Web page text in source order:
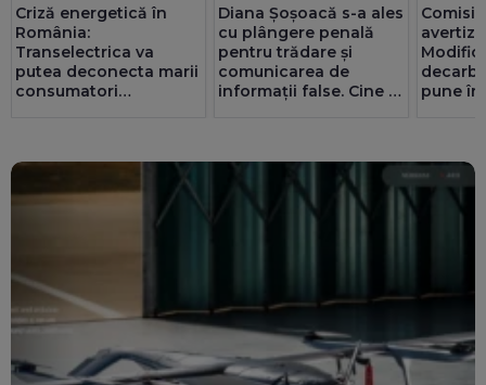
Criză energetică în
România:
Transelectrica va
putea deconecta marii
consumatori
afectate
Diana Șoșoacă s-a ales
cu plângere penală
pentru trădare și
comunicarea de
informații false. Cine și
pune